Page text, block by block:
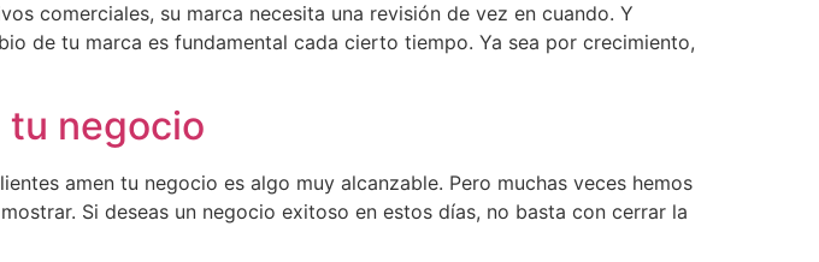
comerciales, su marca necesita una revisión de vez en cuando. Y
de tu marca es fundamental cada cierto tiempo. Ya sea por crecimiento,
tu negocio
amen tu negocio es algo muy alcanzable. Pero muchas veces hemos
Si deseas un negocio exitoso en estos días, no basta con cerrar la